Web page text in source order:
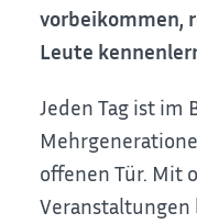
vorbeikommen,
Leute
Jeden Tag ist im
offenen Tür. Mit
Veranstaltungen